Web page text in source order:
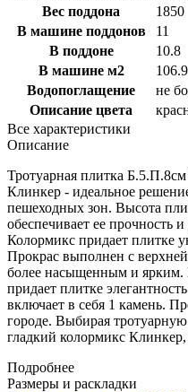
Вес поддона
1850
В машине поддонов
11
В поддоне
10.8
В машине м2
Водопоглащение
не
Описание цвета
Все характеристики
Описание
Тротуарная плитка
Клинкер - идеальное
пешеходных зон. Высота
обеспечивает ее прочность
Колормикс придает плитке
Прокрас выполнен с
более насыщенным и ярким.
придает плитке
включает в себя 1 камень.
городе. Выбирая
гладкий колормикс
Подробнее
Размеры и раскладки